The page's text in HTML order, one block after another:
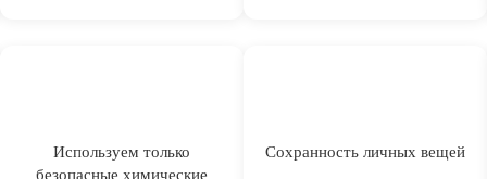
Используем только
безопасные химические
Сохранность личных вещей